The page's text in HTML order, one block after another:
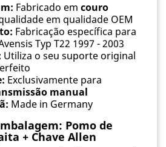
Fabricado em couro
em qualidade OEM
Fabricação específica para
Typ T22 1997 - 2003
Utiliza o seu suporte original
Exclusivamente para
manual
Made in Germany
Pomo de
+ Chave Allen